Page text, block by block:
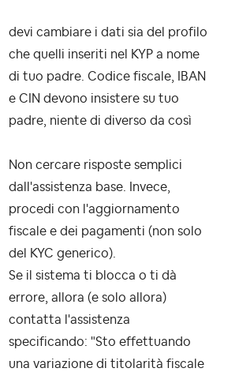
devi cambiare i dati sia del profilo
che quelli inseriti nel KYP a nome
di tuo padre. Codice fiscale, IBAN
e CIN devono insistere su tuo
padre, niente di diverso da così
Non cercare risposte semplici
dall'assistenza base. Invece,
procedi con l'aggiornamento
fiscale e dei pagamenti (non solo
del KYC generico).
Se il sistema ti blocca o ti dà
errore, allora (e solo allora)
contatta l'assistenza
specificando: "Sto effettuando
una variazione di titolarità fiscale